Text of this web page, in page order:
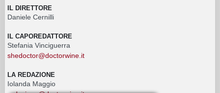
IL DIRETTORE
Daniele Cernilli
IL CAPOREDATTORE
Stefania Vinciguerra
shedoctor@doctorwine.it
LA REDAZIONE
Iolanda Maggio